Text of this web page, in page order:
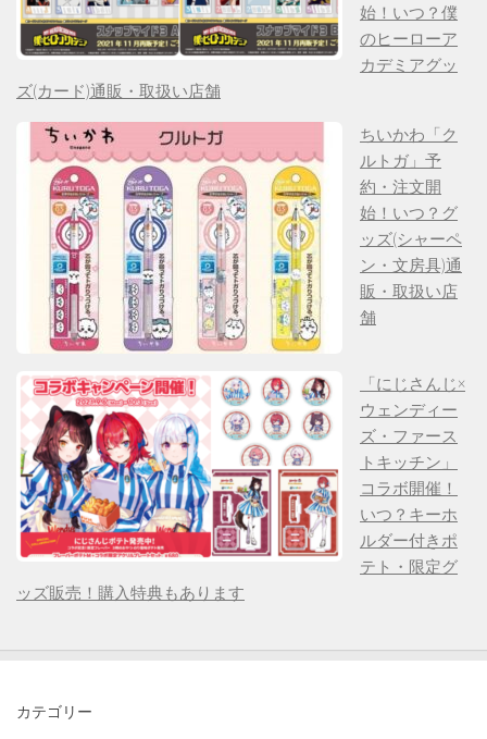
始！いつ？僕
のヒーローア
カデミアグッ
ズ(カード)通販・取扱い店舗
ちいかわ「ク
ルトガ」予
約・注文開
始！いつ？グ
ッズ(シャーペ
ン・文房具)通
販・取扱い店
舗
「にじさんじ×
ウェンディー
ズ・ファース
トキッチン」
コラボ開催！
いつ？キーホ
ルダー付きポ
テト・限定グ
ッズ販売！購入特典もあります
カテゴリー